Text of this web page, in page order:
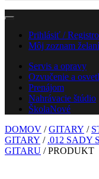
Prihlásiť /
Môj zoznam želaní
Servis a opravy
Ozvučenie a
Prenájom
Nahrávacie štúdio
ŠkolaNové
DOMOV /GITARY /
GITARY / .012 SADY
GITARU / PRODUKT